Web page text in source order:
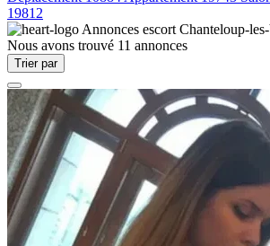
19812
Annonces escort Chanteloup-
Nous avons trouvé 11 annonces
Trier par